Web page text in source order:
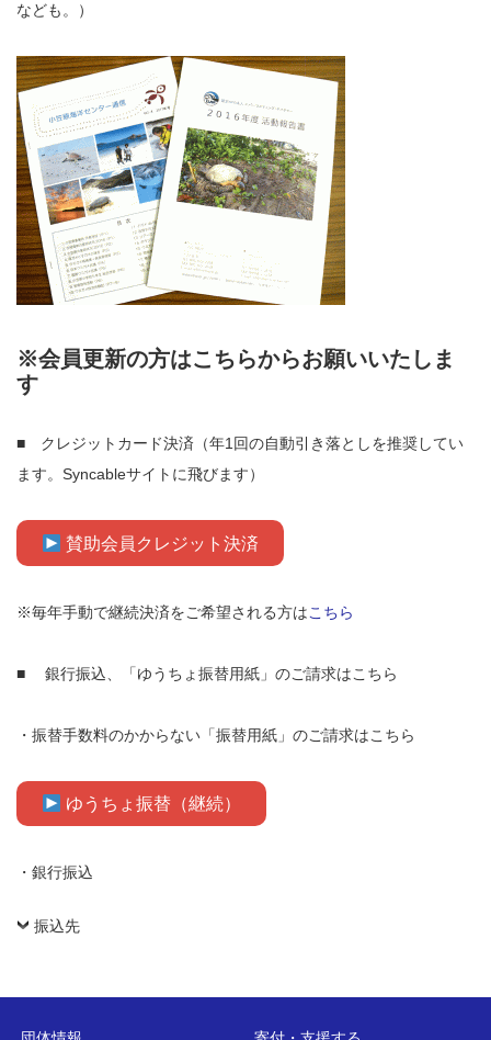
なども。）
※会員更新の方はこちらからお願いいたしま
す
■ クレジットカード決済（年1回の自動引き落としを推奨してい
ます。Syncableサイトに飛びます）
賛助会員クレジット決済
※毎年手動で継続決済をご希望される方はこちら
■ 銀行振込、「ゆうちょ振替用紙」のご請求はこちら
・振替手数料のかからない「振替用紙」のご請求はこちら
ゆうちょ振替（継続）
・銀行振込
振込先